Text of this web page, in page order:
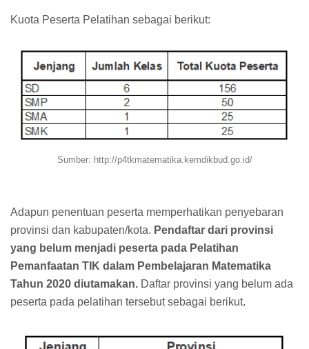
Kuota Peserta Pelatihan sebagai berikut:
Sumber: http://p4tkmatematika.kemdikbud.go.id/
Adapun penentuan peserta memperhatikan penyebaran
provinsi dan kabupaten/kota. Pendaftar dari provinsi
yang belum menjadi peserta pada Pelatihan
Pemanfaatan TIK dalam Pembelajaran Matematika
Tahun 2020 diutamakan. Daftar provinsi yang belum ada
peserta pada pelatihan tersebut sebagai berikut.